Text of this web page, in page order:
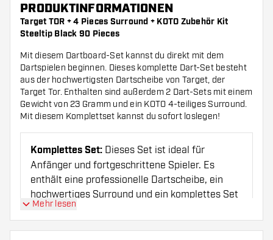
PRODUKTINFORMATIONEN
Target TOR + 4 Pieces Surround + KOTO Zubehör Kit
Steeltip Black 90 Pieces
Mit diesem Dartboard-Set kannst du direkt mit dem
Dartspielen beginnen. Dieses komplette Dart-Set besteht
aus der hochwertigsten Dartscheibe von Target, der
Target Tor. Enthalten sind außerdem 2 Dart-Sets mit einem
Gewicht von 23 Gramm und ein KOTO 4-teiliges Surround.
Mit diesem Komplettset kannst du sofort loslegen!
Komplettes Set: Dieses Set ist ideal für
Anfänger und fortgeschrittene Spieler. Es
enthält eine professionelle Dartscheibe, ein
hochwertiges Surround und ein komplettes Set
an Dartpfeilen mit Zubehör.
Mehr lesen